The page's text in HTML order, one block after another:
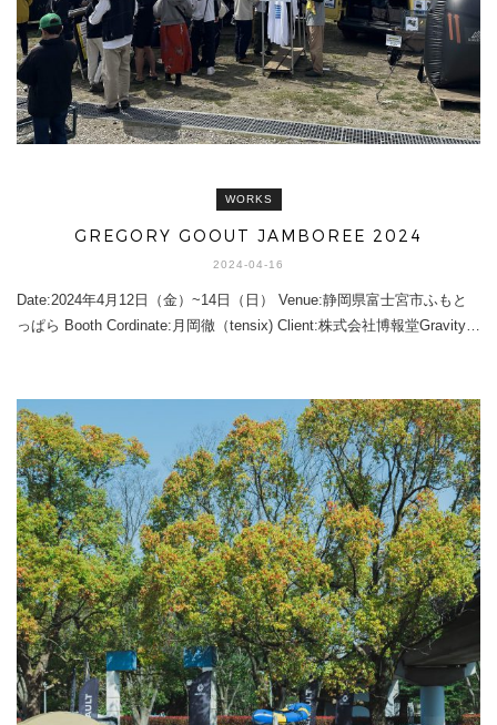
WORKS
GREGORY GOOUT JAMBOREE 2024
2024-04-16
Date:2024年4月12日（金）~14日（日） Venue:静岡県富士宮市ふもと
っぱら Booth Cordinate:月岡徹（tensix) Client:株式会社博報堂Gravity…